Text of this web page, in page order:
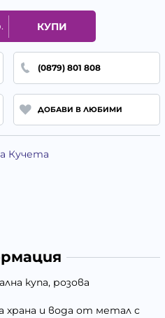
КУПИ
(0879) 801 808
ДОБАВИ В ЛЮБИМИ
Кучета
купа, розова
храна и вода от метал с